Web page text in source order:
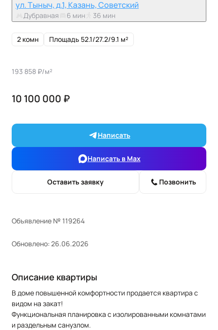
ул. Тыныч, д.1, Казань, Советский
Дубравная 6 мин 36 мин
2 комн Площадь 52.1/27.2/9.1 м²
193 858 ₽/м²
10 100 000 ₽
Написать
Написать в Max
Оставить заявку Позвонить
Объявление № 119264
Обновлено: 26.06.2026
Описание квартиры
В доме повышенной комфортности продается квартира с
видом на закат!
Функциональная планировка с изолированными комнатами
и раздельным санузлом.